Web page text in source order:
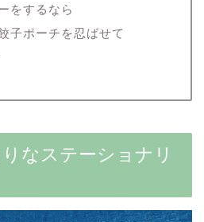
をするなら
子ポーチを忍ばせて
なステーショナリ